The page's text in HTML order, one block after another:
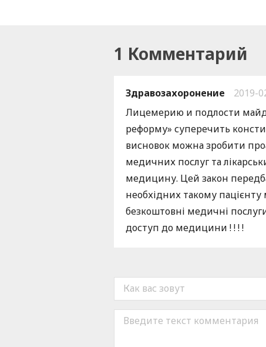
1 Комментарий
Здравозахоронение
2019-
Лицемерию и подлости
реформу» суперечить
висновок можна зробити
медичних послуг та
медицину. Цей закон
необхідних такому пацієнту
безкоштовні медичні
доступ до медицини ! ! ! !